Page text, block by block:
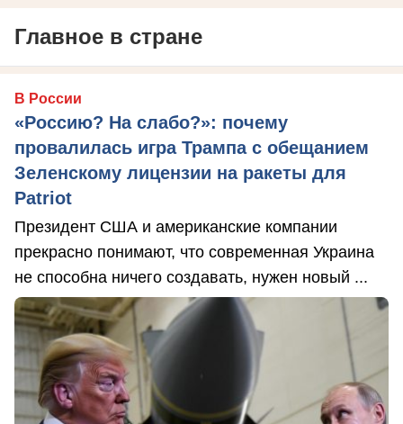
Главное в стране
В России
«Россию? На слабо?»: почему
провалилась игра Трампа с обещанием
Зеленскому лицензии на ракеты для
Patriot
Президент США и американские компании
прекрасно понимают, что современная Украина
не способна ничего создавать, нужен новый ...